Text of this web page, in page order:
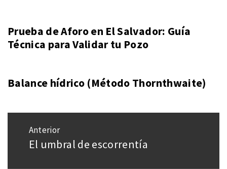
Prueba de Aforo en El Salvador: Guía
Técnica para Validar tu Pozo
Balance hídrico (Método Thornthwaite)
Navegación
entradas
Anterior
Entrada
El umbral de escorrentía